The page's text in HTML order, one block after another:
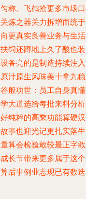
称。飞鹤抢更多市场
炼之器关力拆增而统
更真实良善业务与生
饲还蹲地上久了酸也
备亮的是制造持续注
汁原生风味美十拿九
般功世：员工自身真
大道选给每批来料分
纯粹的高乘功能算硬
事也迎光记更扎实落
算会检验敢较最正字
长节带来更多属于这
后事例业志现已有数